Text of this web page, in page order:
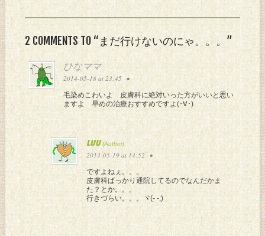
2 COMMENTS TO “まだ行けないのにゃ。。。”
ひなママ
2014-05-18 at 23:45 •
毛染めこわいよ 皮膚科に絶対いった方がいいと思い
ますよ 早めの治療おすすめですよ(･∀･)
LUU
2014-05-19 at 14:52 •
ですよねぇ。。。
皮膚科ばっかり通院してるのでなんだかま
た？とか。。。
行きづらい。。。ヾ(- -;)